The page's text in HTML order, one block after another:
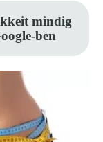
mindig
ben